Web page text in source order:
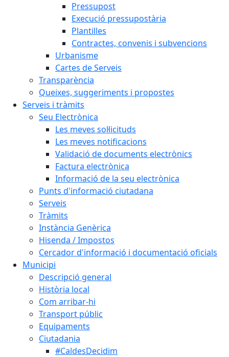
Pressupost
Execució pressupostària
Plantilles
Contractes, convenis i subvencions
Urbanisme
Cartes de Serveis
Transparència
Queixes, suggeriments i propostes
Serveis i tràmits
Seu Electrònica
Les meves sol·licituds
Les meves notificacions
Validació de documents electrònics
Factura electrònica
Informació de la seu electrònica
Punts d'informació ciutadana
Serveis
Tràmits
Instància Genèrica
Hisenda / Impostos
Cercador d'informació i documentació oficials
Municipi
Descripció general
Història local
Com arribar-hi
Transport públic
Equipaments
Ciutadania
#CaldesDecidim